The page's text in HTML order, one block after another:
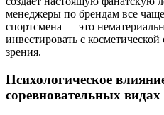
менеджеры по брендам все
спортсмена — это
инвестировать с
зрения.
Психологическое
соревновательных видах